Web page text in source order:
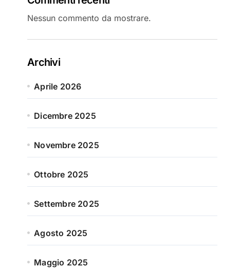
Nessun commento da mostrare.
Archivi
Aprile 2026
Dicembre 2025
Novembre 2025
Ottobre 2025
Settembre 2025
Agosto 2025
Maggio 2025